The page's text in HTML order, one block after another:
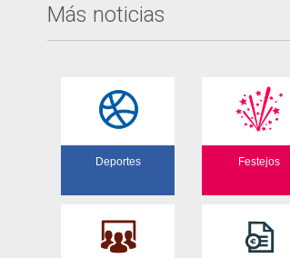
Más noticias
Deportes Festejos